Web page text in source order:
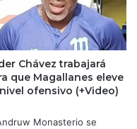
Chávez trabajará
que Magallanes eleve
ofensivo (+Video)